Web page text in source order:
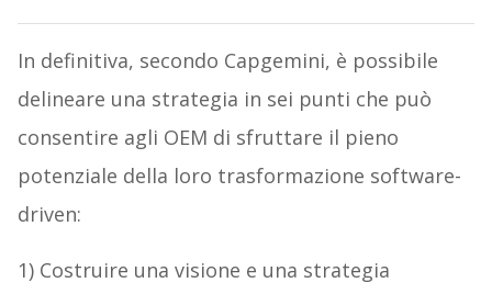
In definitiva, secondo Capgemini, è possibile
delineare una strategia in sei punti che può
consentire agli OEM di sfruttare il pieno
potenziale della loro trasformazione software-
driven:
1) Costruire una visione e una strategia